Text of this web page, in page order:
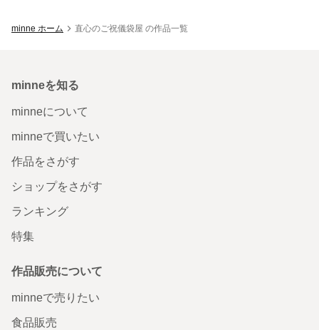
minne ホーム 直心のご祝儀袋屋 の作品一覧
minneを知る
minneについて
minneで買いたい
作品をさがす
ショップをさがす
ランキング
特集
作品販売について
minneで売りたい
食品販売